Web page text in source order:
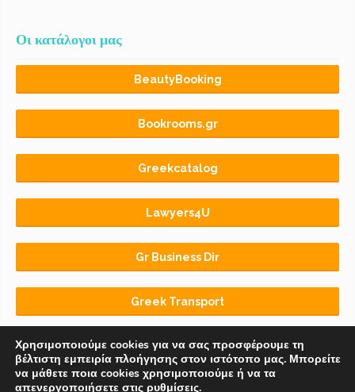
Οι κατάλογοι μας
BeautyBooking
Bookrooms.gr
Greekcatalog
Lawyers4U
Gr Business Dir
Greek Transport
Αρχική BLOG ΟΡΟΙ ΧΡΗΣΗΣ
Χρησιμοποιούμε cookies για να σας προσφέρουμε τη
βέλτιστη εμπειρία πλοήγησης στον ιστότοπο μας. Μπορείτε
να μάθετε ποια cookies χρησιμοποιούμε ή να τα
απενεργοποιήσετε στις ρυθμίσεις.